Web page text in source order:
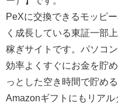
PeXに交換できるモッピ
く成長している東証一部
稼ぎサイトです。パソコ
効率よくすぐにお金を貯
っとした空き時間で貯め
Amazonギフトにもリアル